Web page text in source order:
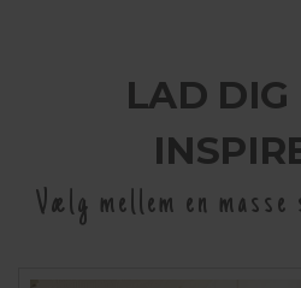
LAD DIG
Vælg mellem en